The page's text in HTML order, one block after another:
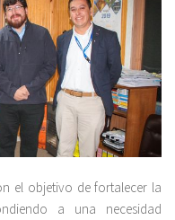
el objetivo de fortalecer la
a una necesidad